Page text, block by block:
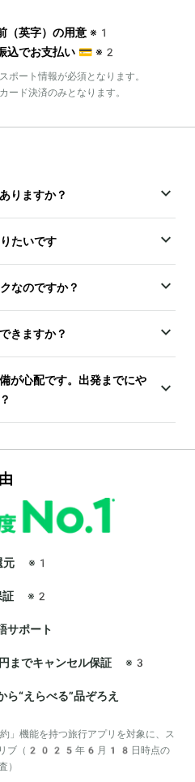
（英字）の用意 ※1
込でお支払い 💳 ※2
ート情報が必須となります。
ド決済のみとなります。
りますか？
たいです
なのですか？
きますか？
が心配です。出発までにや
元 ※1
証 ※2
ポート
でキャンセル保証 ※3
“えらべる”品ぞろえ
」機能を持つ旅行アプリを対象に、ス
プリブ（2025年6月18日時点の
）